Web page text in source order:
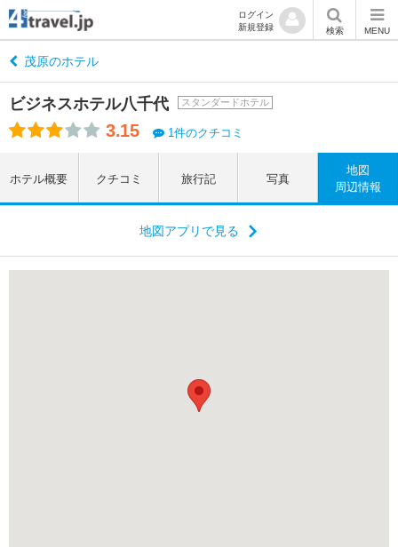
ログイン
新規登録
検索 MENU
茂原のホテル
ビジネスホテル八千代 スタンダードホテル
3.15 1件のクチコミ
ホテル概要 クチコミ 旅行記 写真
地図
周辺情報
地図アプリで見る